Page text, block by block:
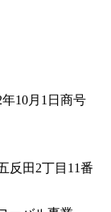
年10月1日商号
反田2丁目11番